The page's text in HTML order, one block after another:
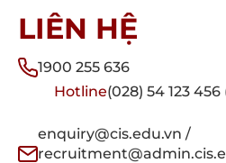
LIÊN HỆ
1900 255 636
Hotline(028) 54 123
enquiry@cis.edu.vn /